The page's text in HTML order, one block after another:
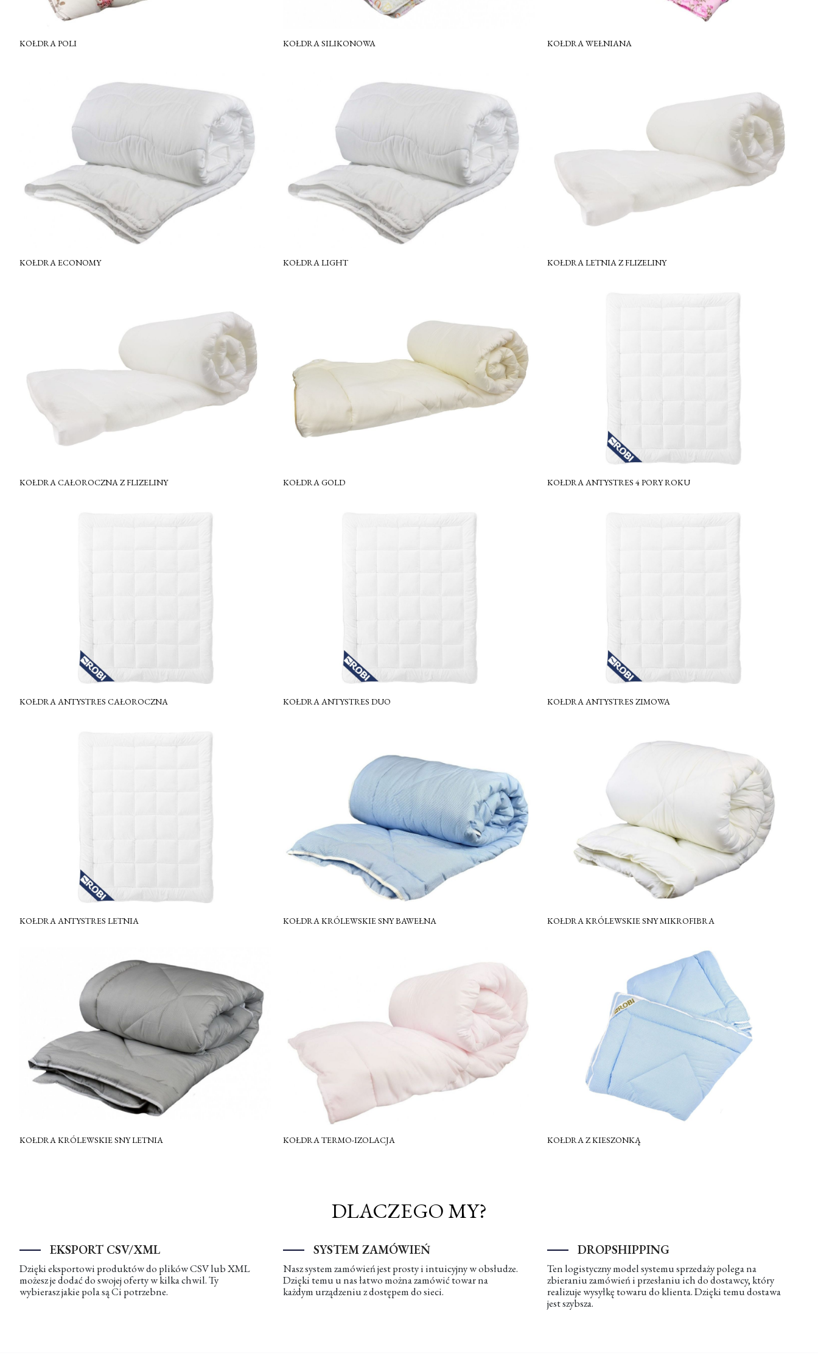
KOŁDRA POLI KOŁDRA SILIKONOWA KOŁDRA WEŁNIANA
KOŁDRA ECONOMY KOŁDRA LIGHT KOŁDRA LETNIA Z FLIZELINY
KOŁDRA CAŁOROCZNA Z FLIZELINY KOŁDRA GOLD KOŁDRA ANTYSTRES 4 PORY ROKU
KOŁDRA ANTYSTRES CAŁOROCZNA KOŁDRA ANTYSTRES DUO KOŁDRA ANTYSTRES ZIMOWA
KOŁDRA ANTYSTRES LETNIA KOŁDRA KRÓLEWSKIE SNY BAWEŁNA KOŁDRA KRÓLEWSKIE SNY MIKROFIBRA
KOŁDRA KRÓLEWSKIE SNY LETNIA KOŁDRA TERMO-IZOLACJA KOŁDRA Z KIESZONKĄ
DLACZEGO MY?
EKSPORT CSV/XML
Dzięki eksportowi produktów do plików CSV lub XML
możesz je dodać do swojej oferty w kilka chwil. Ty
wybierasz jakie pola są Ci potrzebne.
SYSTEM ZAMÓWIEŃ
Nasz system zamówień jest prosty i intuicyjny w obsłudze.
Dzięki temu u nas łatwo można zamówić towar na
każdym urządzeniu z dostępem do sieci.
DROPSHIPPING
Ten logistyczny model systemu sprzedaży polega na
zbieraniu zamówień i przesłaniu ich do dostawcy, który
realizuje wysyłkę towaru do klienta. Dzięki temu dostawa
jest szybsza.